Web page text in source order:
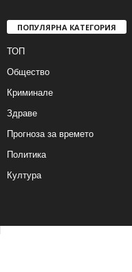
ПОПУЛЯРНА КАТЕГОРИЯ
ТОП
Общество
Криминале
Здраве
Прогноза за времето
Политика
Култура